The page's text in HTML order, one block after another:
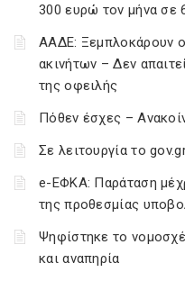
300 ευρώ τον μήνα σε
ΑΑΔΕ: Ξεμπλοκάρουν
ακινήτων – Δεν
της οφειλής
Πόθεν έσχες –
Σε λειτουργία το
e-ΕΦΚΑ: Παράταση
της προθεσμίας
Ψηφίστηκε το
και αναπηρία